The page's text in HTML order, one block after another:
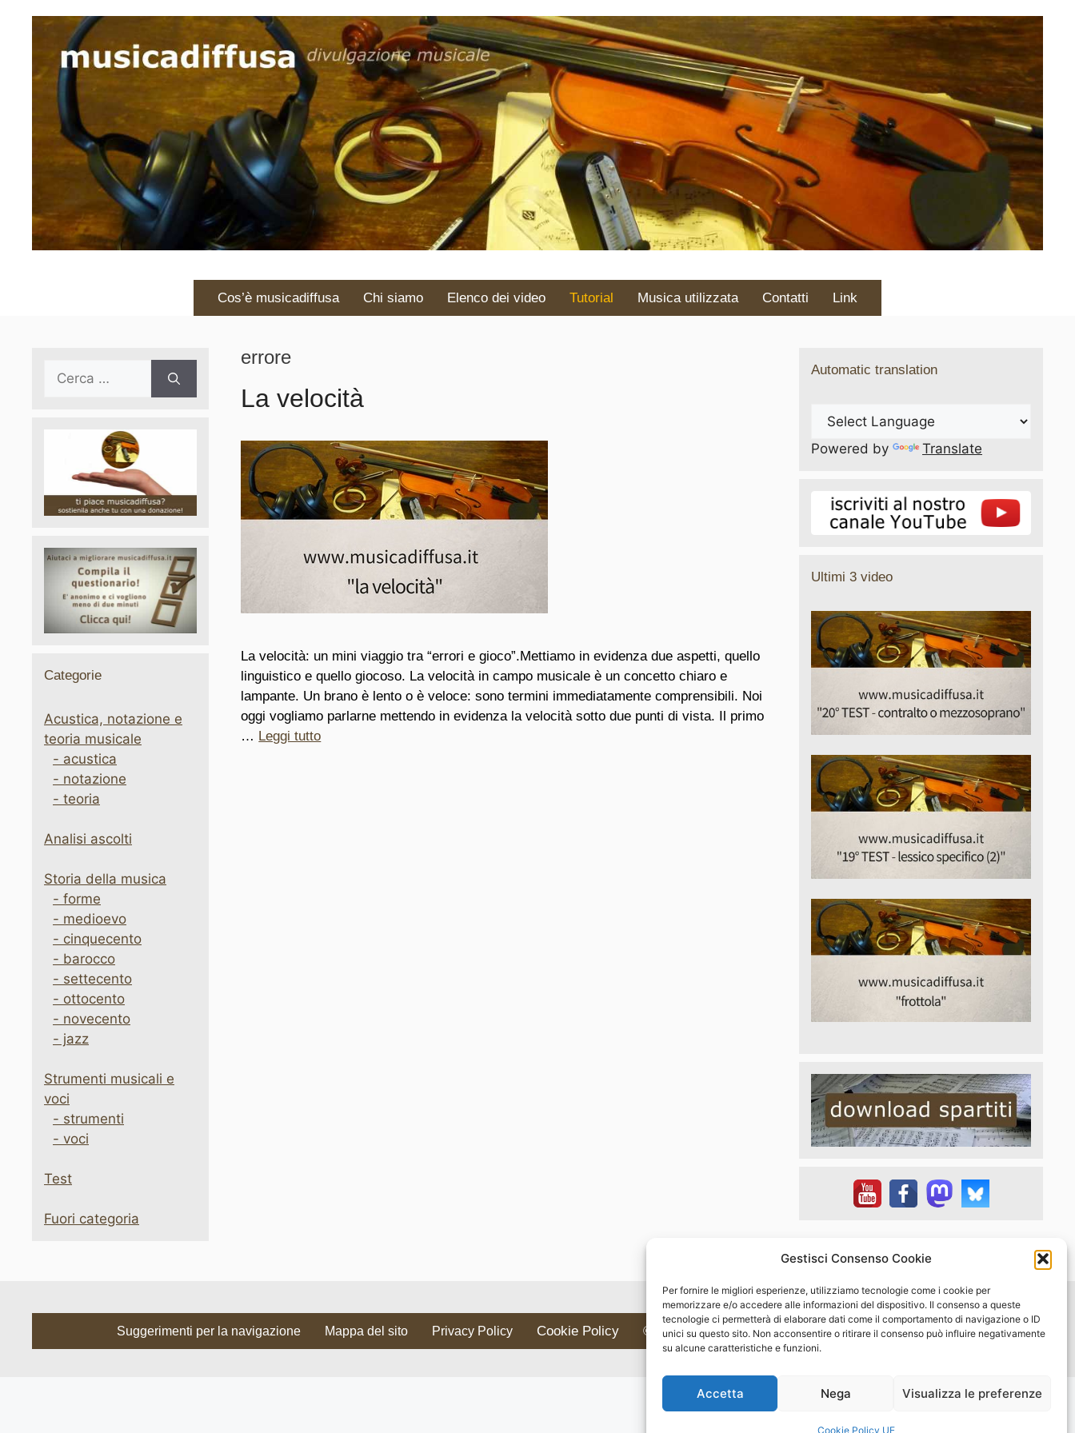
Gestisci Consenso Cookie
Per fornire le migliori esperienze, utilizziamo tecnologie come i cookie per
memorizzare e/o accedere alle informazioni del dispositivo. Il consenso a queste
tecnologie ci permetterà di elaborare dati come il comportamento di navigazione o ID
unici su questo sito. Non acconsentire o ritirare il consenso può influire negativamente
su alcune caratteristiche e funzioni.
Accetta Nega Visualizza le preferenze
Cookie Policy UE
contenuto
Cos’è musicadiffusa Chi siamo Elenco dei video Tutorial Musica utilizzata Contatti Link
errore
La velocità
La velocità: un mini viaggio tra “errori e gioco”.Mettiamo in evidenza due aspetti, quello
linguistico e quello giocoso. La velocità in campo musicale è un concetto chiaro e
lampante. Un brano è lento o è veloce: sono termini immediatamente comprensibili. Noi
oggi vogliamo parlarne mettendo in evidenza la velocità sotto due punti di vista. Il primo
… Leggi tutto
Ricerca
Categorie
Acustica, notazione e
teoria musicale
- acustica
- notazione
- teoria
Analisi ascolti
Storia della musica
- forme
- medioevo
- cinquecento
- barocco
- settecento
- ottocento
- novecento
- jazz
Strumenti musicali e
voci
- strumenti
- voci
Test
Fuori categoria
Automatic translation
Powered by Translate
Ultimi 3 video
Suggerimenti per la navigazione Mappa del sito Privacy Policy Cookie Policy © 2016-2026 www.musicadiffusa.it - Tutti i diritti riservati